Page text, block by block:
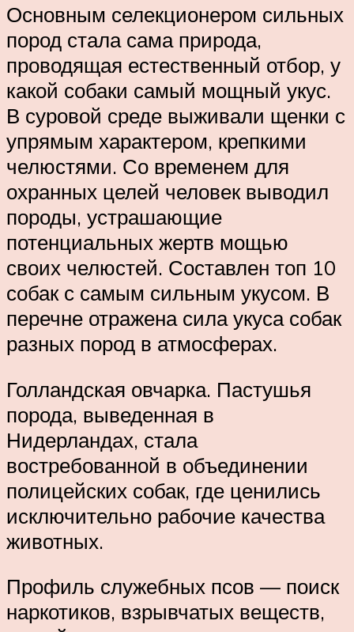
Основным селекционером сильных
пород стала сама природа,
проводящая естественный отбор, у
какой собаки самый мощный укус.
В суровой среде выживали щенки с
упрямым характером, крепкими
челюстями. Со временем для
охранных целей человек выводил
породы, устрашающие
потенциальных жертв мощью
своих челюстей. Составлен топ 10
собак с самым сильным укусом. В
перечне отражена сила укуса собак
разных пород в атмосферах.
Голландская овчарка. Пастушья
порода, выведенная в
Нидерландах, стала
востребованной в объединении
полицейских собак, где ценились
исключительно рабочие качества
животных.
Профиль служебных псов — поиск
наркотиков, взрывчатых веществ,